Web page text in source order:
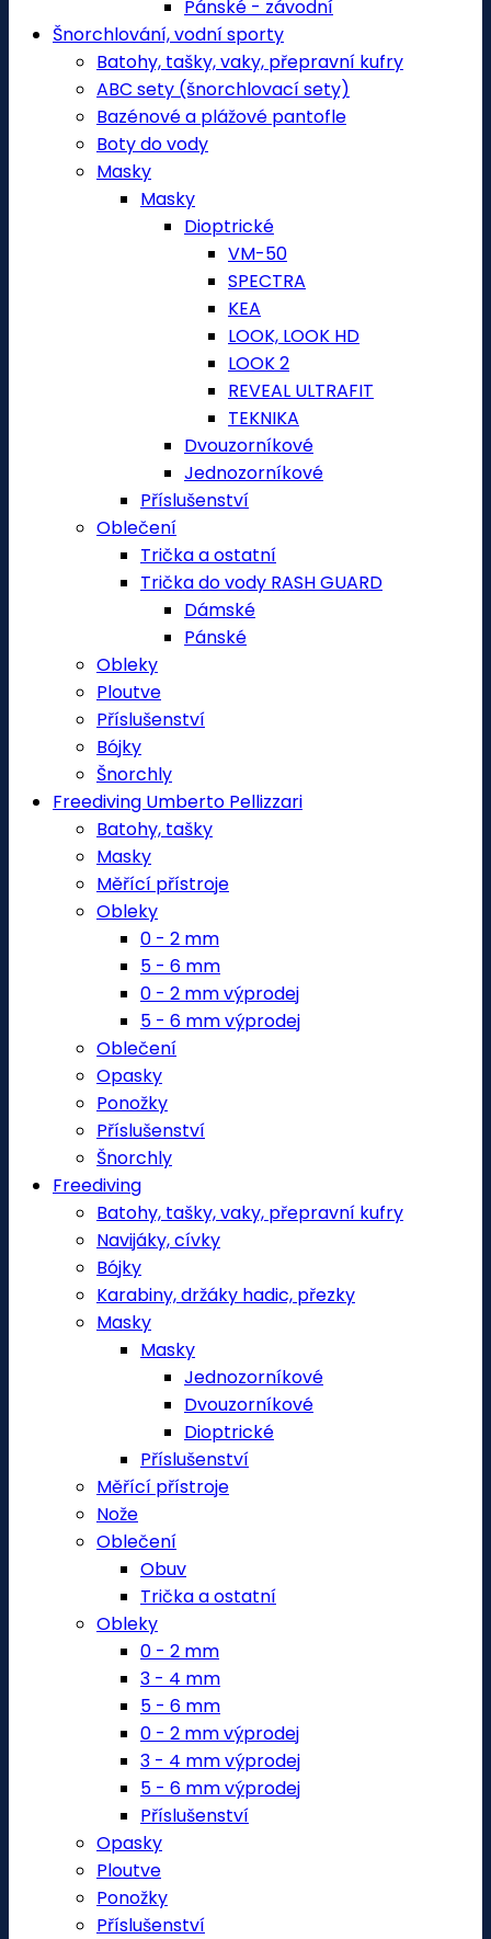
Pánské - závodní
Šnorchlování, vodní sporty
Batohy, tašky, vaky, přepravní kufry
ABC sety (šnorchlovací sety)
Bazénové a plážové pantofle
Boty do vody
Masky
Masky
Dioptrické
VM-50
SPECTRA
KEA
LOOK, LOOK HD
LOOK 2
REVEAL ULTRAFIT
TEKNIKA
Dvouzorníkové
Jednozorníkové
Příslušenství
Oblečení
Trička a ostatní
Trička do vody RASH GUARD
Dámské
Pánské
Obleky
Ploutve
Příslušenství
Bójky
Šnorchly
Freediving Umberto Pellizzari
Batohy, tašky
Masky
Měřící přístroje
Obleky
0 - 2 mm
5 - 6 mm
0 - 2 mm výprodej
5 - 6 mm výprodej
Oblečení
Opasky
Ponožky
Příslušenství
Šnorchly
Freediving
Batohy, tašky, vaky, přepravní kufry
Navijáky, cívky
Bójky
Karabiny, držáky hadic, přezky
Masky
Masky
Jednozorníkové
Dvouzorníkové
Dioptrické
Příslušenství
Měřící přístroje
Nože
Oblečení
Obuv
Trička a ostatní
Obleky
0 - 2 mm
3 - 4 mm
5 - 6 mm
0 - 2 mm výprodej
3 - 4 mm výprodej
5 - 6 mm výprodej
Příslušenství
Opasky
Ploutve
Ponožky
Příslušenství